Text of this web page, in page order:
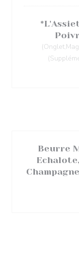
Beurre